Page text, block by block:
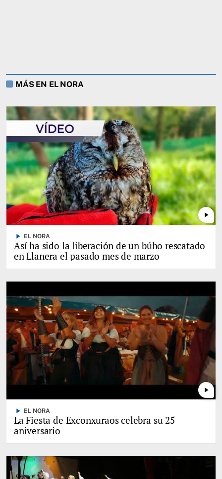
MÁS EN EL NORA
play_arrow
play_arrow EL NORA
Así ha sido la liberación de un búho rescatado
en Llanera el pasado mes de marzo
play_arrow
play_arrow EL NORA
La Fiesta de Exconxuraos celebra su 25
aniversario